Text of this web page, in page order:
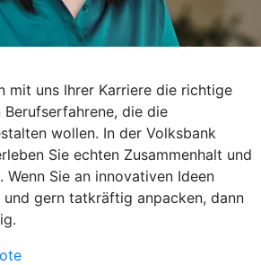
mit uns Ihrer Karriere die richtige
Berufserfahrene, die die
wollen. In der Volksbank
Sie echten Zusammenhalt und
Sie an innovativen Ideen
gern tatkräftig anpacken, dann